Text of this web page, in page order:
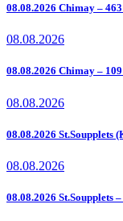
08.08.2026 Chimay –
08.08.2026
08.08.2026 Chimay –
08.08.2026
08.08.2026 St.Soupplets
08.08.2026
08.08.2026 St.Soupplets